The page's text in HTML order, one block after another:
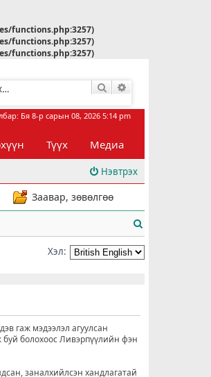
functions.php:3257)
functions.php:3257)
functions.php:3257)
Хайлт
Бя 8-р сарын 08, 2026 5:14 pm
Түүх Медиа
Нэвтрэх
Заавар, зөвөлгөө
а
Хэл:
гаж мэдээлэл агуулсан
буй болохоос Ливэрпүүлийн фэн
заналхийлсэн хандлагатай